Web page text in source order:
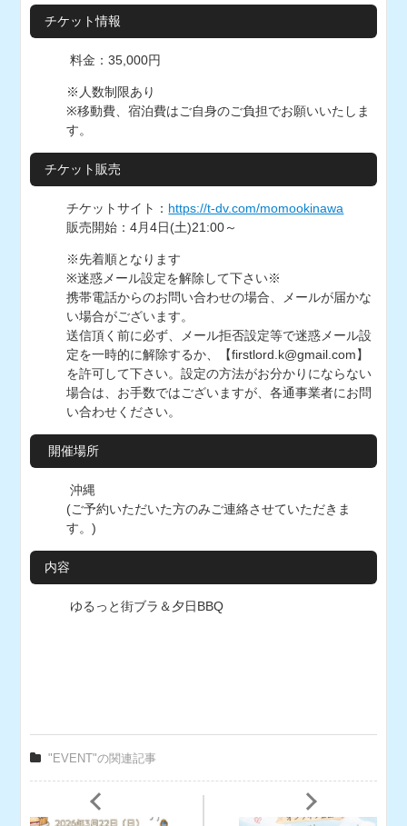
チケット情報
料金：35,000円
※人数制限あり
※移動費、宿泊費はご自身のご負担でお願いいたしま
す。
チケット販売
チケットサイト： https://t-dv.com/momookinawa
販売開始：4月4日(土)21:00～
※先着順となります
※迷惑メール設定を解除して下さい※
携帯電話からのお問い合わせの場合、メールが届かな
い場合がございます。
送信頂く前に必ず、メール拒否設定等で迷惑メール設
定を一時的に解除するか、【firstlord.k@gmail.com】
を許可して下さい。設定の方法がお分かりにならない
場合は、お手数ではございますが、各通事業者にお問
い合わせください。
開催場所
沖縄
(ご予約いただいた方のみご連絡させていただきま
す。)
内容
ゆるっと街ブラ＆夕日BBQ
"EVENT"の関連記事